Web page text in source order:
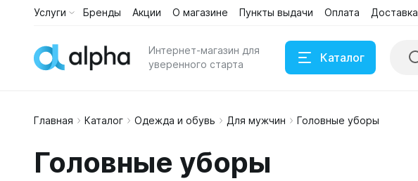
Услуги Бренды Акции О магазине Пункты выдачи Оплата Доставка
Интернет-магазин для
уверенного старта
Каталог
Наушники
Портативные колонки
Главная Каталог Одежда и обувь Для мужчин Головные уборы
Головные уборы